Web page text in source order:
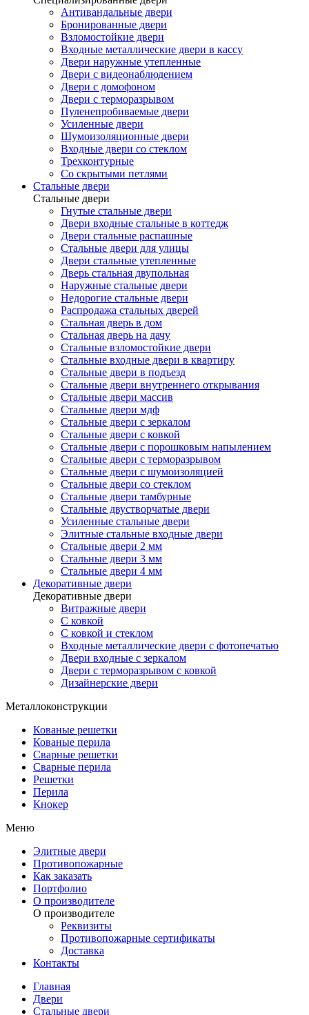
Антивандальные двери
Бронированные двери
Взломостойкие двери
Входные металлические двери в кассу
Двери наружные утепленные
Двери с видеонаблюдением
Двери с домофоном
Двери с терморазрывом
Пуленепробиваемые двери
Усиленные двери
Шумоизоляционные двери
Входные двери со стеклом
Трехконтурные
Со скрытыми петлями
Стальные двери
Стальные двери
Гнутые стальные двери
Двери входные стальные в коттедж
Двери стальные распашные
Стальные двери для улицы
Двери стальные утепленные
Дверь стальная двупольная
Наружные стальные двери
Недорогие стальные двери
Распродажа стальных дверей
Стальная дверь в дом
Стальная дверь на дачу
Стальные взломостойкие двери
Стальные входные двери в квартиру
Стальные двери в подъезд
Стальные двери внутреннего открывания
Стальные двери массив
Стальные двери мдф
Стальные двери с зеркалом
Стальные двери с ковкой
Стальные двери с порошковым напылением
Стальные двери с терморазрывом
Стальные двери с шумоизоляцией
Стальные двери со стеклом
Стальные двери тамбурные
Стальные двустворчатые двери
Усиленные стальные двери
Элитные стальные входные двери
Стальные двери 2 мм
Стальные двери 3 мм
Стальные двери 4 мм
Декоративные двери
Декоративные двери
Витражные двери
С ковкой
С ковкой и стеклом
Входные металлические двери с фотопечатью
Двери входные с зеркалом
Двери с терморазрывом с ковкой
Дизайнерские двери
Металлоконструкции
Кованые решетки
Кованые перила
Сварные решетки
Сварные перила
Решетки
Перила
Кнокер
Меню
Элитные двери
Противопожарные
Как заказать
Портфолио
О производителе
О производителе
Реквизиты
Противопожарные сертификаты
Доставка
Контакты
Главная
Двери
Стальные двери